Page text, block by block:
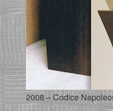
2008 – Codice